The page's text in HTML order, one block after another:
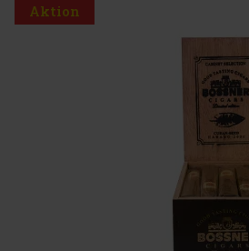
Aktion